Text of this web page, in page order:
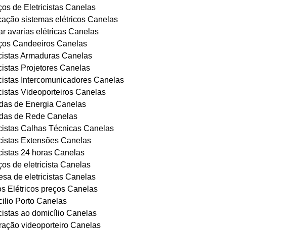
de Eletricistas Canelas
sistemas elétricos Canelas
avarias elétricas Canelas
Candeeiros Canelas
Armaduras Canelas
Projetores Canelas
Intercomunicadores Canelas
Videoporteiros Canelas
de Energia Canelas
de Rede Canelas
Calhas Técnicas Canelas
Extensões Canelas
24 horas Canelas
de eletricista Canelas
de eletricistas Canelas
Elétricos preços Canelas
Porto Canelas
ao domicílio Canelas
videoporteiro Canelas